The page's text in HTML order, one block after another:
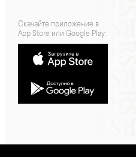
Скачайте приложение в
App Store или Google Play: